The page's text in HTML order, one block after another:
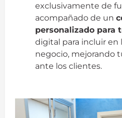
exclusivamente de
acompañado de un
personalizado para
digital para incluir en
negocio, mejorando
ante los clientes.